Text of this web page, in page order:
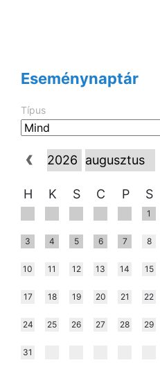
Eseménynaptár
Típus
H K S C P S
1
3 4 5 6 7 8
10 11 12 13 14 15
17 18 19 20 21 22
24 25 26 27 28 29
31